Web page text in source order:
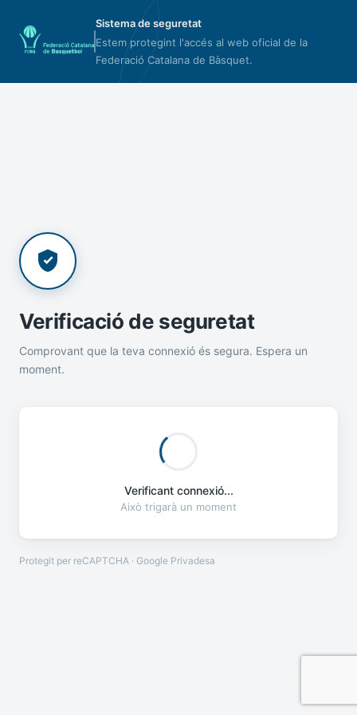
Sistema de seguretat
Estem protegint l'accés al web oficial de la
Federació Catalana de Bàsquet.
Verificació de seguretat
Comprovant que la teva connexió és segura. Espera un
moment.
Verificant connexió...
Això trigarà un moment
Protegit per reCAPTCHA · Google Privadesa